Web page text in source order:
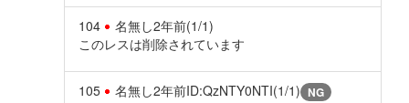
104 名無し2年前(1/1)
このレスは削除されています
105 名無し2年前ID:QzNTY0NTI(1/1) NG